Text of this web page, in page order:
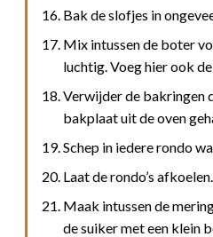
Bak de slofjes in
Mix intussen de boter
luchtig. Voeg hier ook
Verwijder de bakringen
bakplaat uit de oven
Schep in iedere rondo
Laat de rondo’s afkoelen.
Maak intussen de
de suiker met een klein